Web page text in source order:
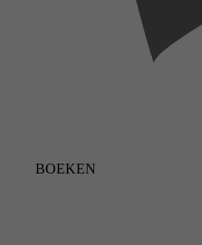
BOEKEN